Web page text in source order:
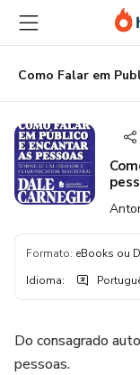
para
conteúdo
principal
para
pagamento
para
rodapé
Formato: eBooks ou
Idioma:
Do consagrado
pessoas.